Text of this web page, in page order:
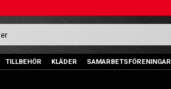
TILLBEHÖR KLÄDER SAMARBETSFÖRENINGAR